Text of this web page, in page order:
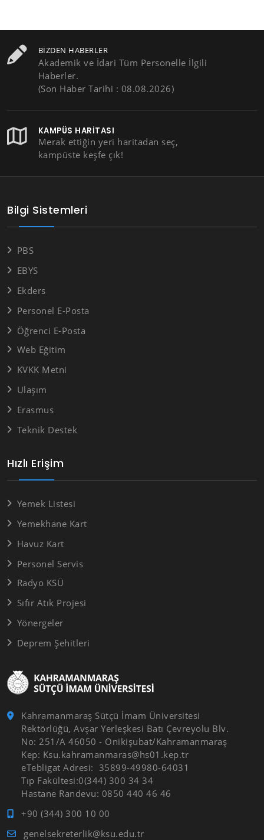
BIZDEN HABERLER
Akademik ve İdari Tüm Personelle İlgili
Haberler.
(Son Haber Tarihi : 08.08.2026)
KAMPÜS HARITASI
Merak ettiğin yeri haritadan seç,
kampüste keşfe çık!
Kahramanmaraş Sütçü İmam Üniversitesi
Rektörlüğü, Avşar Yerleşkesi Batı Çevreyolu Blv.
No: 251/A 46050 - Onikişubat/Kahramanmaraş
Kep: Ksu.kahramanmaras@hs01.kep.tr
eTebligat Adresi: 35899-49980-64031
Tıp Fakültesi:0(344) 300 34 34
Hastane Randevu: 0850 440 46 46
+90 (344) 300 10 00
genelsekreterlik@ksu.edu.tr
Hızlı Erişim
Yemek Listesi
Yemekhane Kart
Havuz Kart
Personel Servis
Radyo KSÜ
Sıfır Atık Projesi
Yönergeler
Deprem Şehitleri
Bilgi Sistemleri
PBS
EBYS
Ekders
Personel E-Posta
Öğrenci E-Posta
Web Eğitim
KVKK Metni
Ulaşım
Erasmus
Teknik Destek